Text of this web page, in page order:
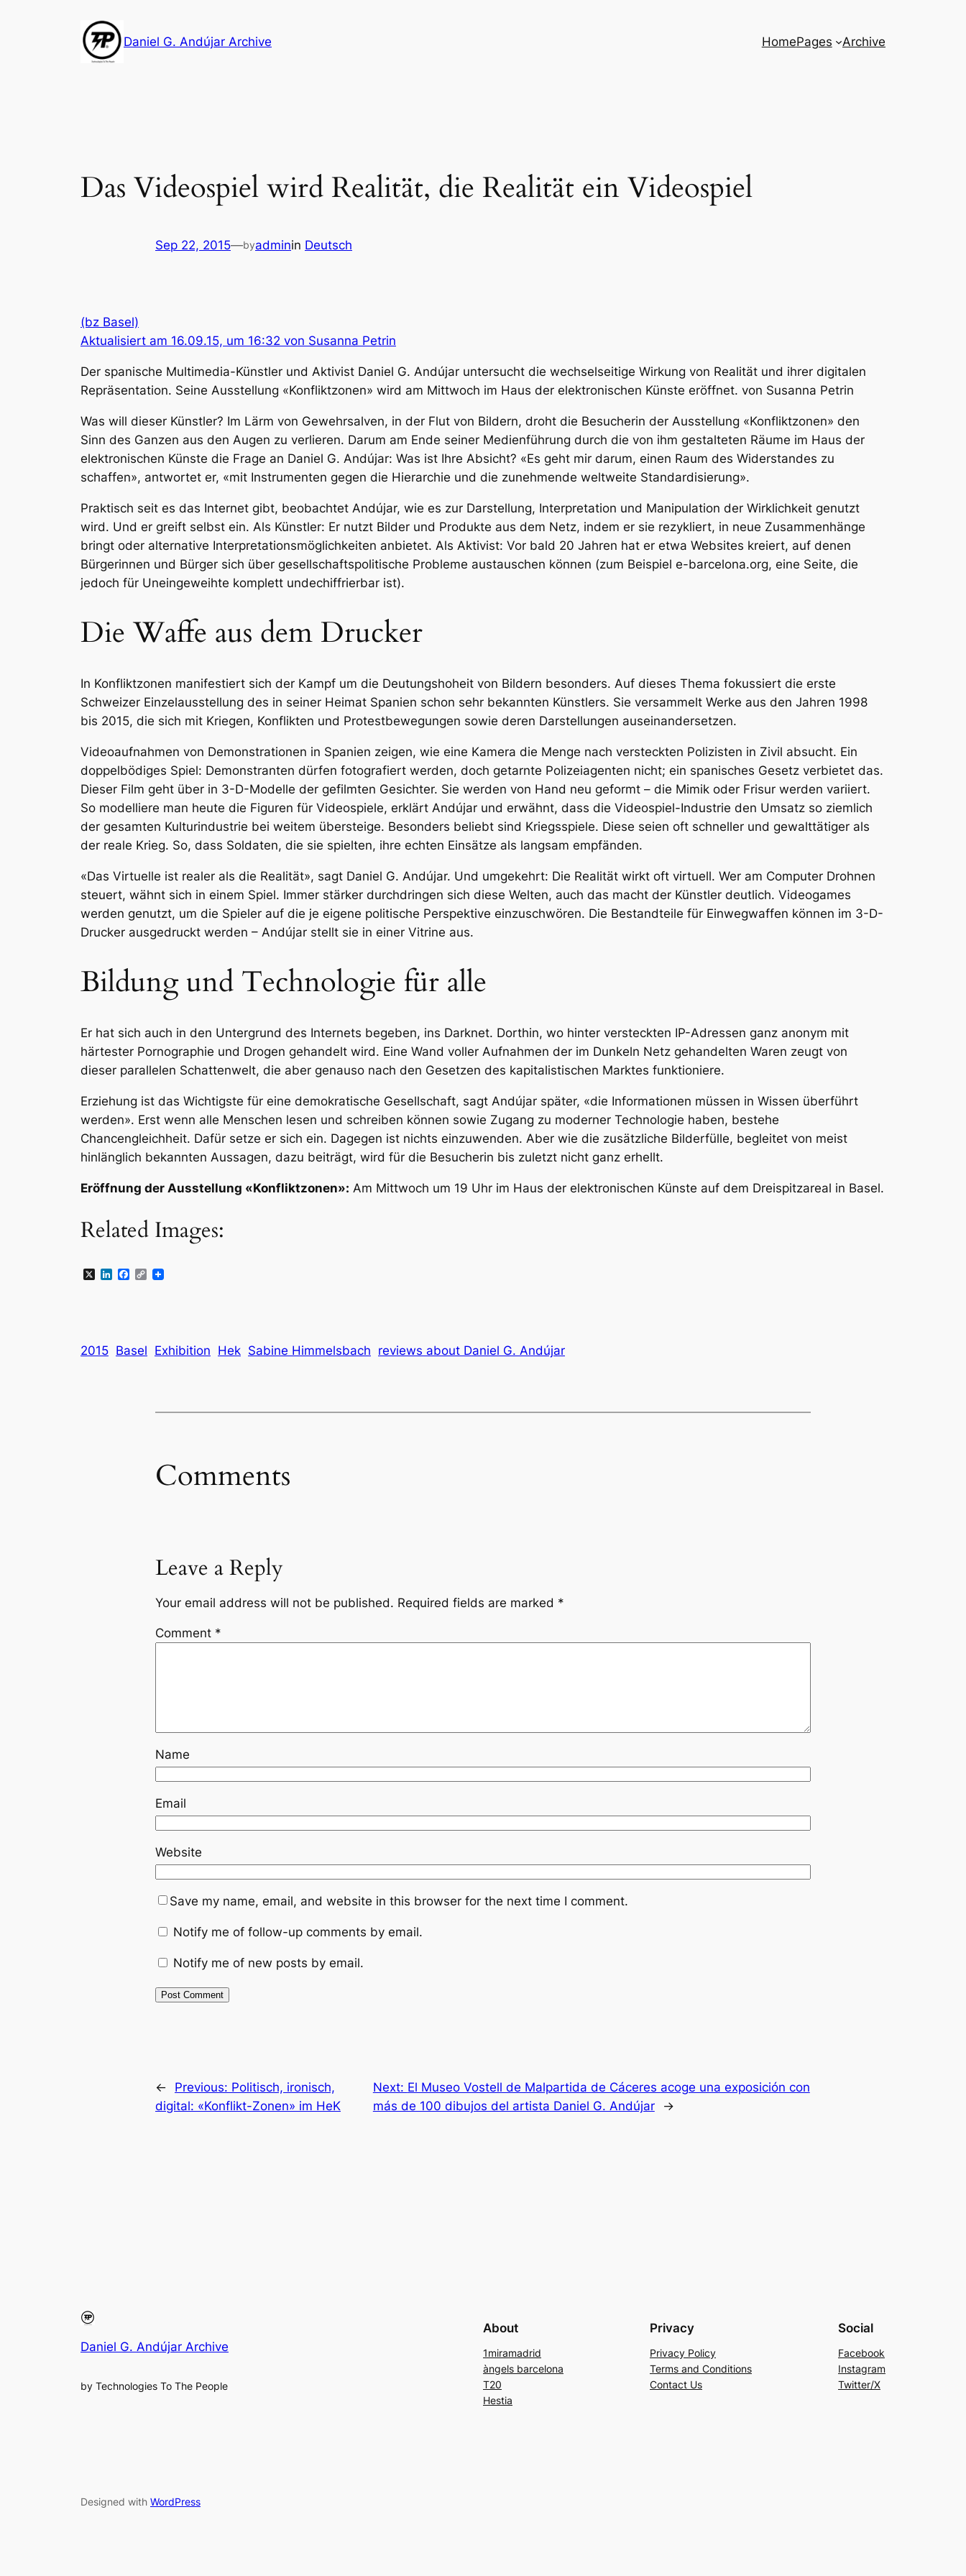
Daniel G. Andújar Archive HomePages Archive
Das Videospiel wird Realität, die Realität ein Videospiel
Sep 22, 2015—byadminin Deutsch
(bz Basel)
Aktualisiert am 16.09.15, um 16:32 von Susanna Petrin
Der spanische Multimedia-Künstler und Aktivist Daniel G. Andújar untersucht die wechselseitige Wirkung von Realität und ihrer digitalen
Repräsentation. Seine Ausstellung «Konfliktzonen» wird am Mittwoch im Haus der elektronischen Künste eröffnet. von Susanna Petrin
Was will dieser Künstler? Im Lärm von Gewehrsalven, in der Flut von Bildern, droht die Besucherin der Ausstellung «Konfliktzonen» den
Sinn des Ganzen aus den Augen zu verlieren. Darum am Ende seiner Medienführung durch die von ihm gestalteten Räume im Haus der
elektronischen Künste die Frage an Daniel G. Andújar: Was ist Ihre Absicht? «Es geht mir darum, einen Raum des Widerstandes zu
schaffen», antwortet er, «mit Instrumenten gegen die Hierarchie und die zunehmende weltweite Standardisierung».
Praktisch seit es das Internet gibt, beobachtet Andújar, wie es zur Darstellung, Interpretation und Manipulation der Wirklichkeit genutzt
wird. Und er greift selbst ein. Als Künstler: Er nutzt Bilder und Produkte aus dem Netz, indem er sie rezykliert, in neue Zusammenhänge
bringt oder alternative Interpretationsmöglichkeiten anbietet. Als Aktivist: Vor bald 20 Jahren hat er etwa Websites kreiert, auf denen
Bürgerinnen und Bürger sich über gesellschaftspolitische Probleme austauschen können (zum Beispiel e-barcelona.org, eine Seite, die
jedoch für Uneingeweihte komplett undechiffrierbar ist).
Die Waffe aus dem Drucker
In Konfliktzonen manifestiert sich der Kampf um die Deutungshoheit von Bildern besonders. Auf dieses Thema fokussiert die erste
Schweizer Einzelausstellung des in seiner Heimat Spanien schon sehr bekannten Künstlers. Sie versammelt Werke aus den Jahren 1998
bis 2015, die sich mit Kriegen, Konflikten und Protestbewegungen sowie deren Darstellungen auseinandersetzen.
Videoaufnahmen von Demonstrationen in Spanien zeigen, wie eine Kamera die Menge nach versteckten Polizisten in Zivil absucht. Ein
doppelbödiges Spiel: Demonstranten dürfen fotografiert werden, doch getarnte Polizeiagenten nicht; ein spanisches Gesetz verbietet das.
Dieser Film geht über in 3-D-Modelle der gefilmten Gesichter. Sie werden von Hand neu geformt – die Mimik oder Frisur werden variiert.
So modelliere man heute die Figuren für Videospiele, erklärt Andújar und erwähnt, dass die Videospiel-Industrie den Umsatz so ziemlich
der gesamten Kulturindustrie bei weitem übersteige. Besonders beliebt sind Kriegsspiele. Diese seien oft schneller und gewalttätiger als
der reale Krieg. So, dass Soldaten, die sie spielten, ihre echten Einsätze als langsam empfänden.
«Das Virtuelle ist realer als die Realität», sagt Daniel G. Andújar. Und umgekehrt: Die Realität wirkt oft virtuell. Wer am Computer Drohnen
steuert, wähnt sich in einem Spiel. Immer stärker durchdringen sich diese Welten, auch das macht der Künstler deutlich. Videogames
werden genutzt, um die Spieler auf die je eigene politische Perspektive einzuschwören. Die Bestandteile für Einwegwaffen können im 3-D-
Drucker ausgedruckt werden – Andújar stellt sie in einer Vitrine aus.
Bildung und Technologie für alle
Er hat sich auch in den Untergrund des Internets begeben, ins Darknet. Dorthin, wo hinter versteckten IP-Adressen ganz anonym mit
härtester Pornographie und Drogen gehandelt wird. Eine Wand voller Aufnahmen der im Dunkeln Netz gehandelten Waren zeugt von
dieser parallelen Schattenwelt, die aber genauso nach den Gesetzen des kapitalistischen Marktes funktioniere.
Erziehung ist das Wichtigste für eine demokratische Gesellschaft, sagt Andújar später, «die Informationen müssen in Wissen überführt
werden». Erst wenn alle Menschen lesen und schreiben können sowie Zugang zu moderner Technologie haben, bestehe
Chancengleichheit. Dafür setze er sich ein. Dagegen ist nichts einzuwenden. Aber wie die zusätzliche Bilderfülle, begleitet von meist
hinlänglich bekannten Aussagen, dazu beiträgt, wird für die Besucherin bis zuletzt nicht ganz erhellt.
Eröffnung der Ausstellung «Konfliktzonen»: Am Mittwoch um 19 Uhr im Haus der elektronischen Künste auf dem Dreispitzareal in Basel.
Related Images:
X LinkedInFacebook
Copy
2015 Basel Exhibition Hek Sabine Himmelsbach reviews about Daniel G. Andújar
Comments
Leave a Reply
Your email address will not be published. Required fields are marked *
Comment *
Name
Email
Website
Save my name, email, and website in this browser for the next time I comment.
Notify me of follow-up comments by email.
Notify me of new posts by email.
← Previous: Politisch, ironisch,
digital: «Konflikt-Zonen» im HeK
Next: El Museo Vostell de Malpartida de Cáceres acoge una exposición con
más de 100 dibujos del artista Daniel G. Andújar
→
Daniel G. Andújar Archive
by Technologies To The People
About
1miramadrid
àngels barcelona
T20
Hestia
Privacy
Privacy Policy
Terms and Conditions
Contact Us
Social
Facebook
Instagram
Twitter/X
Designed with WordPress